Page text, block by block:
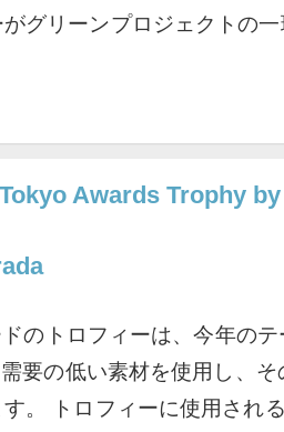
グリーンプロジェクトの
Awards Trophy
のトロフィーは、今年の
要の低い素材を使用し、
。 トロフィーに使用され